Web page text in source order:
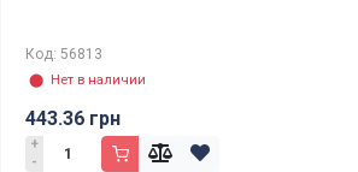
Код: 56813
⬤ Нет в наличии
443.36 грн
+
-